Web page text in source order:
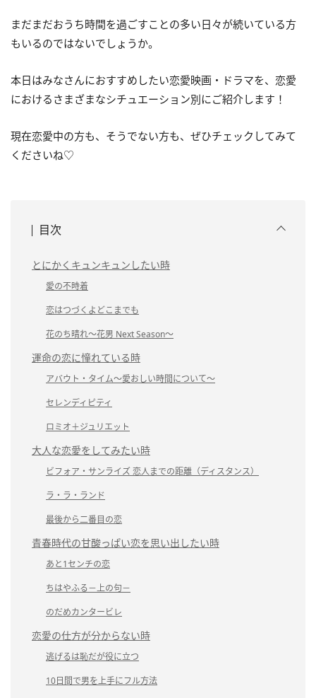
まだまだおうち時間を過ごすことの多い日々が続いている方
もいるのではないでしょうか。
本日はみなさんにおすすめしたい恋愛映画・ドラマを、恋愛
におけるさまざまなシチュエーション別にご紹介します！
現在恋愛中の方も、そうでない方も、ぜひチェックしてみて
くださいね♡
目次
とにかくキュンキュンしたい時
愛の不時着
恋はつづくよどこまでも
花のち晴れ～花男 Next Season～
運命の恋に憧れている時
アバウト・タイム～愛おしい時間について～
セレンディピティ
ロミオ＋ジュリエット
大人な恋愛をしてみたい時
ビフォア・サンライズ 恋人までの距離（ディスタンス）
ラ・ラ・ランド
最後から二番目の恋
青春時代の甘酸っぱい恋を思い出したい時
あと1センチの恋
ちはやふる－上の句－
のだめカンタービレ
恋愛の仕方が分からない時
逃げるは恥だが役に立つ
10日間で男を上手にフル方法